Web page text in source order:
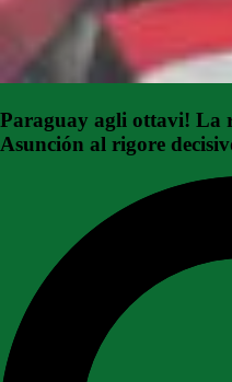
Paraguay agli ottavi! La
Asunción al rigore